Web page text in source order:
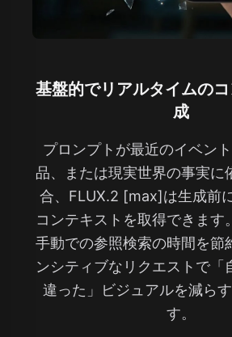
基盤的でリアルタイムの
成
プロンプトが最近のイベン
品、または現実世界の事実に
合、FLUX.2 [max]は生成前
コンテキストを取得できます
手動での参照検索の時間を節
ンシティブなリクエストで「
違った」ビジュアルを減ら
す。